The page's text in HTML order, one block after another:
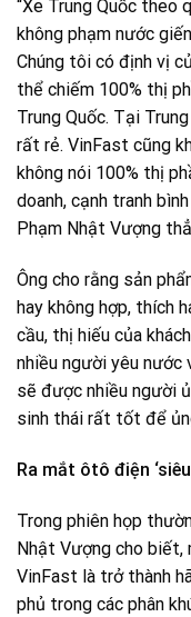
“Xe Trung Quốc theo
không phạm nước
Chúng tôi có định vị
thể chiếm 100% thị
Trung Quốc. Tại
rất rẻ. VinFast cũng
không nói 100% thị
doanh, cạnh tranh
Phạm Nhật Vượng
Ông cho rằng sản
hay không hợp, thích
cầu, thị hiếu của
nhiều người yêu
sẽ được nhiều người
sinh thái rất tốt để
Ra mắt ôtô điện
Trong phiên họp
Nhật Vượng cho
VinFast là trở thành
phủ trong các phân